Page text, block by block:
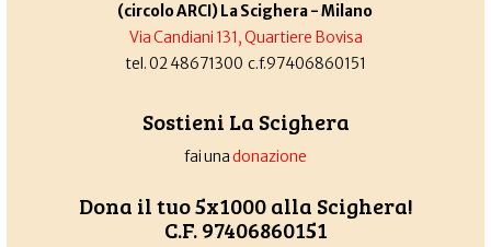
(circolo ARCI) La Scighera - Milano
Via Candiani 131, Quartiere Bovisa
tel. 02 48671300 c.f.97406860151
Sostieni La Scighera
fai unadonazione
Dona il tuo 5x1000 alla Scighera!
C.F. 97406860151